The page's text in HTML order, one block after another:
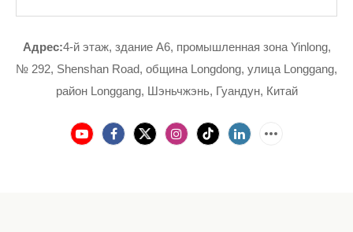
Адрес:4-й этаж, здание A6, промышленная зона Yinlong,
№ 292, Shenshan Road, община Longdong, улица Longgang,
район Longgang, Шэньчжэнь, Гуандун, Китай